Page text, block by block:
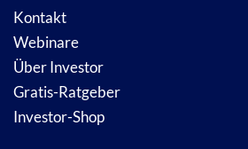
Kontakt
Webinare
Über Investor
Gratis-Ratgeber
Investor-Shop